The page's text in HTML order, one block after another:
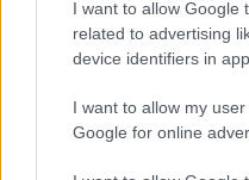
I want to allow Google
related to advertising
device identifiers in
I want to allow my
Google for online
ΝΟΣΟΚΟΜΕΙΟ
Share:
Ακολουθήστε το
τελευταία νέατης ημέρας